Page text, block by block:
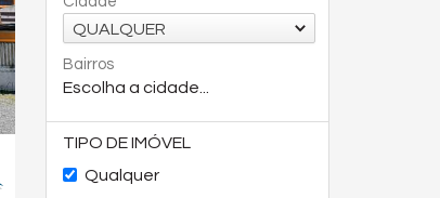
QUALQUER
Bairros
Escolha a cidade...
TIPO DE IMÓVEL
Qualquer